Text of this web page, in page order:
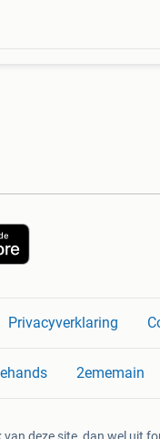
Privacyverklaring
2ememain